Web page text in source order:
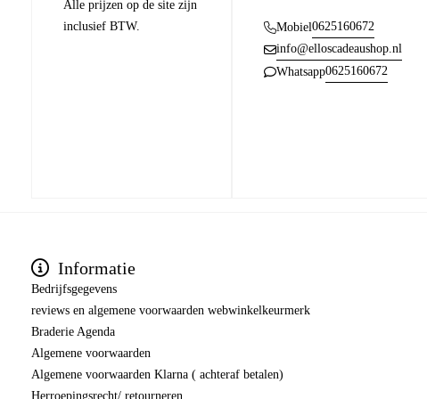
Alle prijzen op de site zijn
inclusief BTW.
Mobiel0625160672
info@elloscadeaushop.nl
Whatsapp0625160672
Informatie
Bedrijfsgegevens
reviews en algemene voorwaarden webwinkelkeurmerk
Braderie Agenda
Algemene voorwaarden
Algemene voorwaarden Klarna ( achteraf betalen)
Herroepingsrecht/ retourneren